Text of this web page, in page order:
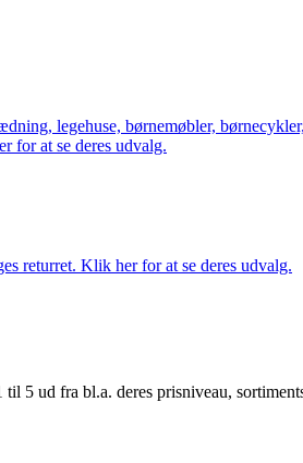
legehuse, børnemøbler,
for at se deres udvalg.
returret. Klik her for at se deres udvalg.
5 ud fra bl.a. deres prisniveau,